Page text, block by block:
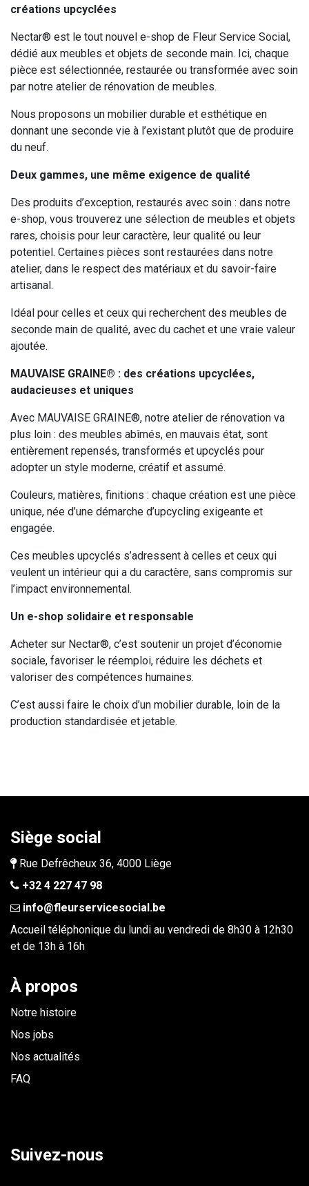
créations upcyclées
Nectar® est le tout nouvel e-shop de Fleur Service Social,
dédié aux meubles et objets de seconde main. Ici, chaque
pièce est sélectionnée, restaurée ou transformée avec soin
par notre atelier de rénovation de meubles.
Nous proposons un mobilier durable et esthétique en
donnant une seconde vie à l’existant plutôt que de produire
du neuf.
Deux gammes, une même exigence de qualité
Des produits d’exception, restaurés avec soin : dans notre
e-shop, vous trouverez une sélection de meubles et objets
rares, choisis pour leur caractère, leur qualité ou leur
potentiel. Certaines pièces sont restaurées dans notre
atelier, dans le respect des matériaux et du savoir-faire
artisanal.
Idéal pour celles et ceux qui recherchent des meubles de
seconde main de qualité, avec du cachet et une vraie valeur
ajoutée.
MAUVAISE GRAINE® : des créations upcyclées,
audacieuses et uniques
Avec MAUVAISE GRAINE®, notre atelier de rénovation va
plus loin : des meubles abîmés, en mauvais état, sont
entièrement repensés, transformés et upcyclés pour
adopter un style moderne, créatif et assumé.
Couleurs, matières, finitions : chaque création est une pièce
unique, née d’une démarche d’upcycling exigeante et
engagée.
Ces meubles upcyclés s’adressent à celles et ceux qui
veulent un intérieur qui a du caractère, sans compromis sur
l’impact environnemental.
Un e-shop solidaire et responsable
Acheter sur Nectar®, c’est soutenir un projet d’économie
sociale, favoriser le réemploi, réduire les déchets et
valoriser des compétences humaines.
C’est aussi faire le choix d’un mobilier durable, loin de la
production standardisée et jetable.
Siège social
Rue Defrêcheux 36, 4000 Liège
+32 4 227 47 98
info@fleurservicesocial.be​
Accueil téléphonique du lundi au vendredi de 8h30 à 12h30
et de 13h à 16h
À propos
Notre histoire
Nos jobs
Nos actualités
FAQ
Suivez-nous